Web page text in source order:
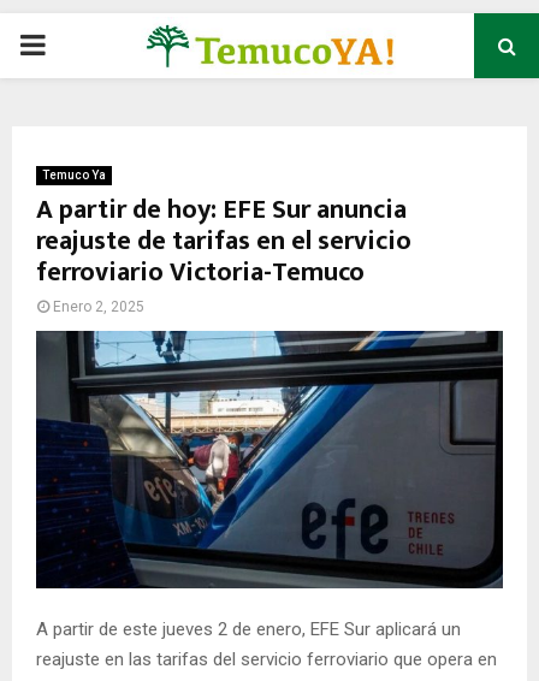
P
M
A
Y
M
E
N
Temuco Ya
A partir de hoy: EFE Sur anuncia
reajuste de tarifas en el servicio
ferroviario Victoria-Temuco
Enero 2, 2025
A partir de este jueves 2 de enero, EFE Sur aplicará un
reajuste en las tarifas del servicio ferroviario que opera en